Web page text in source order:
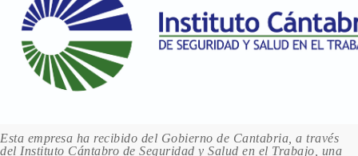
190/GWH PHANTOM/ROCKY GREY
20.00 €
98 en stock
195/H05/444Y/81T SHINY GREY (ROCK)
20.00 €
19F/GAR GRAPHITSCHWARZ/CARBON
Esta empresa ha recibido del Gobierno de Cantabria, a través
del Instituto Cántabro de Seguridad y Salud en el Trabajo, una